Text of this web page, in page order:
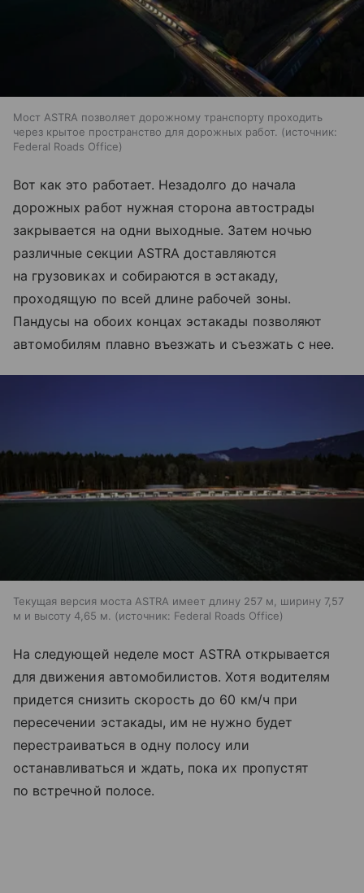
Мост ASTRA позволяет дорожному транспорту проходить
через крытое пространство для дорожных работ.
источник:
Federal Roads Office
Вот как это работает. Незадолго до начала
дорожных работ нужная сторона автострады
закрывается на одни выходные. Затем ночью
различные секции ASTRA доставляются
на грузовиках и собираются в эстакаду,
проходящую по всей длине рабочей зоны.
Пандусы на обоих концах эстакады позволяют
автомобилям плавно въезжать и съезжать с нее.
Текущая версия моста ASTRA имеет длину 257 м, ширину 7,57
м и высоту 4,65 м.
источник: Federal Roads Office
На следующей неделе мост ASTRA открывается
для движения автомобилистов. Хотя водителям
придется снизить скорость до 60 км/ч при
пересечении эстакады, им не нужно будет
перестраиваться в одну полосу или
останавливаться и ждать, пока их пропустят
по встречной полосе.